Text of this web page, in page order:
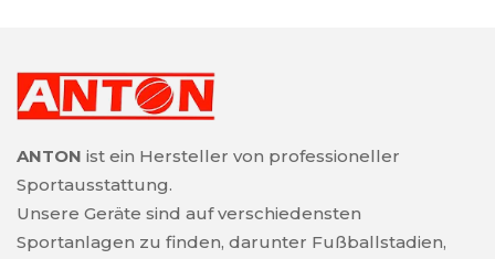
ANTON ist ein Hersteller von professioneller
Sportausstattung.
Unsere Geräte sind auf verschiedensten
Sportanlagen zu finden, darunter Fußballstadien,